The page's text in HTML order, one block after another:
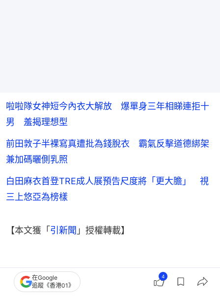
啦啦隊女神短今內衣大解放 爆單身三年相睇連拒十
男 羞揭理想型
前田敦子半裸寫真遭批為錢脫衣 霸氣反擊道德綁架
兼加碼曬側乳照
白田麻衣首登TRE成人展預告尺度將「更大膽」 視
三上悠亞為榜樣
【本文獲「引新聞 」授權轉載】
在Google
追蹤《香港01》
4